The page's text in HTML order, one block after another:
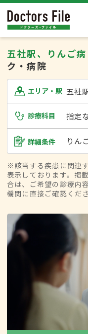
五社駅、りんご病
ク・病院
エリア・駅 五社
診療科目 指定
詳細条件 りん
※該当する疾患に関連
表示しております。掲
合は、ご希望の診療内
機関に直接ご確認くださ